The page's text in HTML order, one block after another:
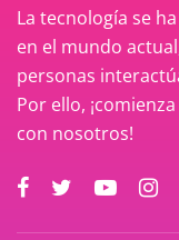
La tecnología se
en el mundo
personas
Por ello,
con nosotros!